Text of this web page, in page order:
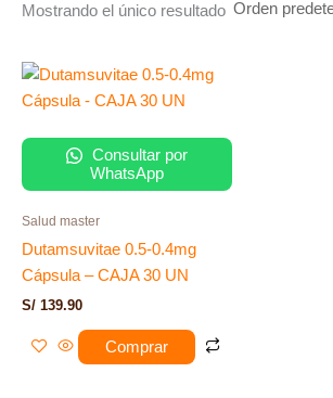
Mostrando el único resultado
Consultar por
WhatsApp
Salud master
Dutamsuvitae 0.5-0.4mg
Cápsula – CAJA 30 UN
S/ 139.90
Comprar